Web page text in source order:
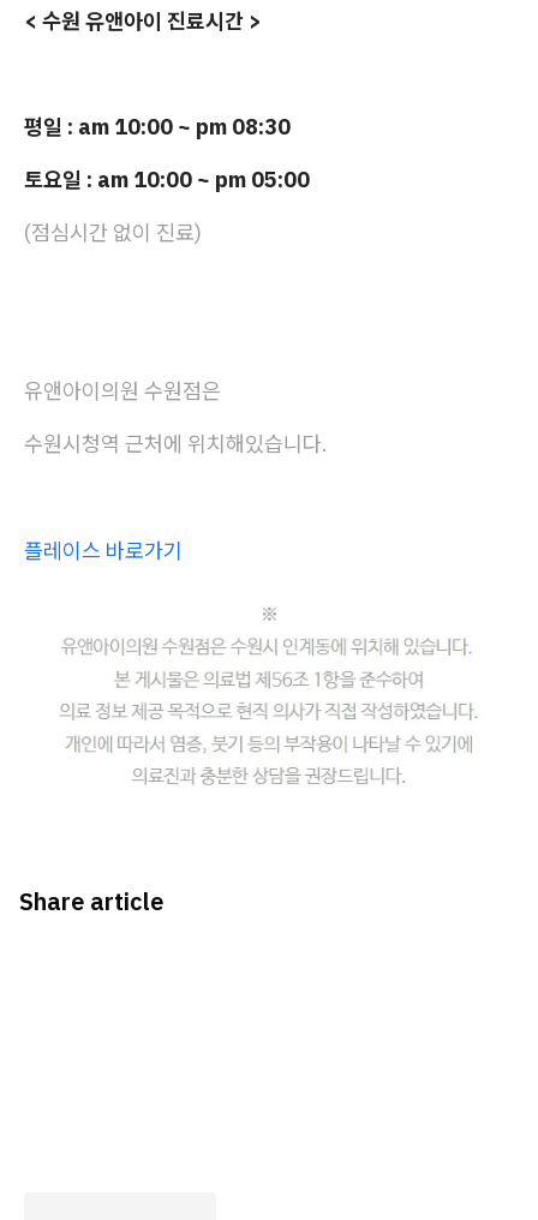
< 수원 유앤아이 진료시간 >
평일 : am 10:00 ~ pm 08:30
토요일 : am 10:00 ~ pm 05:00
(점심시간 없이 진료)
유앤아이의원 수원점은
수원시청역 근처에 위치해있습니다.
플레이스 바로가기
Share article